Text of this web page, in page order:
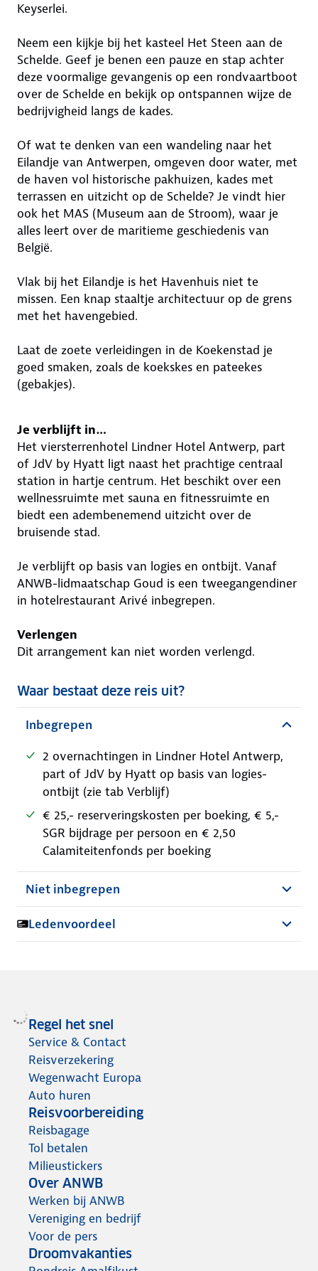
Keyserlei.
Neem een kijkje bij het kasteel Het Steen aan de
Schelde. Geef je benen een pauze en stap achter
deze voormalige gevangenis op een rondvaartboot
over de Schelde en bekijk op ontspannen wijze de
bedrijvigheid langs de kades.
Of wat te denken van een wandeling naar het
Eilandje van Antwerpen, omgeven door water, met
de haven vol historische pakhuizen, kades met
terrassen en uitzicht op de Schelde? Je vindt hier
ook het MAS (Museum aan de Stroom), waar je
alles leert over de maritieme geschiedenis van
België.
Vlak bij het Eilandje is het Havenhuis niet te
missen. Een knap staaltje architectuur op de grens
met het havengebied.
Laat de zoete verleidingen in de Koekenstad je
goed smaken, zoals de koekskes en pateekes
(gebakjes).
Je verblijft in…
Het viersterrenhotel Lindner Hotel Antwerp, part
of JdV by Hyatt ligt naast het prachtige centraal
station in hartje centrum. Het beschikt over een
wellnessruimte met sauna en fitnessruimte en
biedt een adembenemend uitzicht over de
bruisende stad.
Je verblijft op basis van logies en ontbijt. Vanaf
ANWB-lidmaatschap Goud is een tweegangendiner
in hotelrestaurant Arivé inbegrepen.
Verlengen
Dit arrangement kan niet worden verlengd.
Waar bestaat deze reis uit?
Inbegrepen
2 overnachtingen in Lindner Hotel Antwerp,
part of JdV by Hyatt op basis van logies-
ontbijt (zie tab Verblijf)
€ 25,- reserveringskosten per boeking, € 5,-
SGR bijdrage per persoon en € 2,50
Calamiteitenfonds per boeking
Niet inbegrepen
Ledenvoordeel
Regel het snel
Service & Contact
Reisverzekering
Wegenwacht Europa
Auto huren
Reisvoorbereiding
Reisbagage
Tol betalen
Milieustickers
Over ANWB
Werken bij ANWB
Vereniging en bedrijf
Voor de pers
Droomvakanties